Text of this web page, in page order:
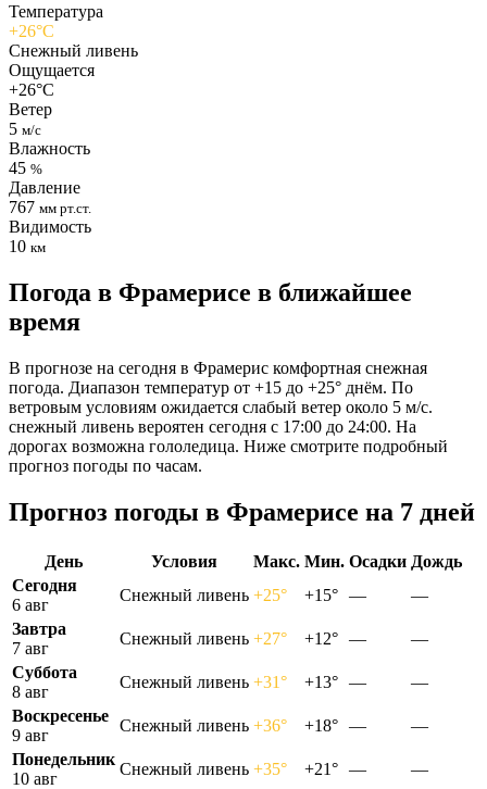
Температура
+26°C
Снежный ливень
Ощущается
+26°C
Ветер
5 м/с
Влажность
45 %
Давление
767 мм рт.ст.
Видимость
10 км
Погода в Фрамерисе в ближайшее
время
В прогнозе на сегодня в Фрамерис комфортная снежная
погода. Диапазон температур от +15 до +25° днём. По
ветровым условиям ожидается слабый ветер около 5 м/с.
снежный ливень вероятен сегодня с 17:00 до 24:00. На
дорогах возможна гололедица. Ниже смотрите подробный
прогноз погоды по часам.
Прогноз погоды в Фрамерисе на 7 дней
День Условия Макс. Мин. Осадки Дождь
Сегодня
6 авг
Снежный ливень +25° +15° —
—
Завтра
7 авг
Снежный ливень +27° +12° —
—
Суббота
8 авг
Снежный ливень +31° +13° —
—
Воскресенье
9 авг
Снежный ливень +36° +18° —
—
Понедельник
10 авг
Снежный ливень +35° +21° —
—